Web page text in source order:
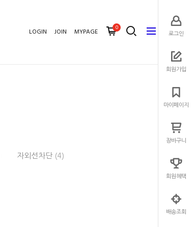
로그인
회원가입
마이페이지
장바구니
회원혜택
배송조회
로그인
회원가입
마이페이지
장바구니
회원혜택
배송조회
LOGIN JOIN MYPAGE 0
자외선차단 (4)